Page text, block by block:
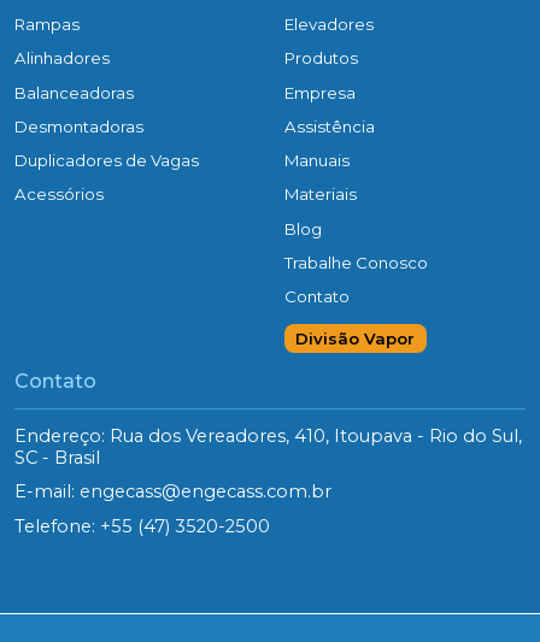
Rampas
Alinhadores
Balanceadoras
Desmontadoras
Duplicadores de Vagas
Acessórios
Elevadores
Produtos
Empresa
Assistência
Manuais
Materiais
Blog
Trabalhe Conosco
Contato
Divisão Vapor
Contato
Endereço: Rua dos Vereadores, 410, Itoupava - Rio do Sul,
SC - Brasil
E-mail: engecass@engecass.com.br
Telefone: +55 (47) 3520-2500